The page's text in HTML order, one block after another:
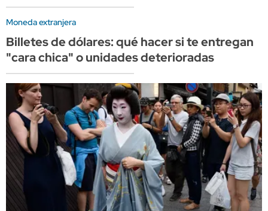
Moneda extranjera
Billetes de dólares: qué hacer si te entregan
"cara chica" o unidades deterioradas